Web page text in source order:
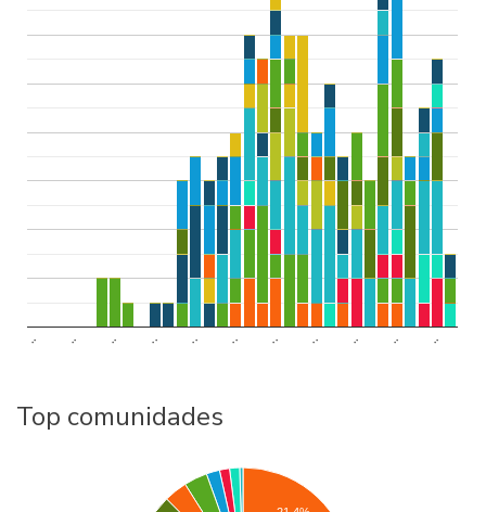
.. .. .. .. .. .. .. .. .. .. ..
Top comunidades